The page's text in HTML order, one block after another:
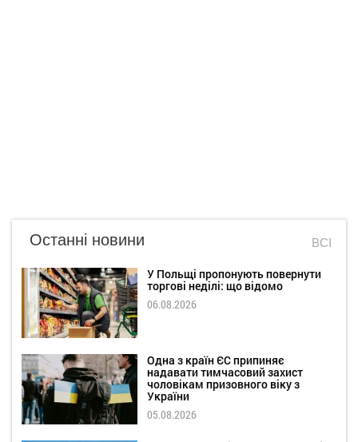
Останні новини ВСІ
У Польщі пропонують повернути
торгові неділі: що відомо
06.08.2026
Одна з країн ЄС припиняє
надавати тимчасовий захист
чоловікам призовного віку з
України
05.08.2026